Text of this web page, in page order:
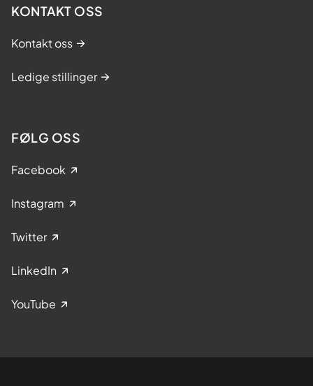
KONTAKT OSS
Kontakt oss
Ledige stillinger
FØLG OSS
Facebook
Instagram
Twitter
LinkedIn
YouTube